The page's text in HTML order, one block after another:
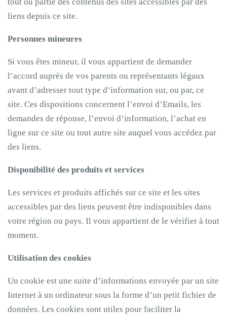
liens depuis ce site.
Personnes mineures
Si vous êtes mineur, il vous appartient de demander
l’accord auprès de vos parents ou représentants légaux
avant d’adresser tout type d’information sur, ou par, ce
site. Ces dispositions concernent l’envoi d’Emails, les
demandes de réponse, l’envoi d’information, l’achat en
ligne sur ce site ou tout autre site auquel vous accédez par
des liens.
Disponibilité des produits et services
Les services et produits affichés sur ce site et les sites
accessibles par des liens peuvent être indisponibles dans
votre région ou pays. Il vous appartient de le vérifier à tout
moment.
Utilisation des cookies
Un cookie est une suite d’informations envoyée par un site
Internet à un ordinateur sous la forme d’un petit fichier de
données. Les cookies sont utiles pour faciliter la